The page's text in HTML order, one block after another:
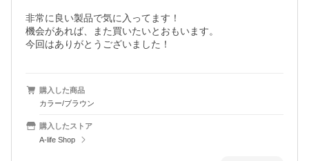
非常に良い製品で気に入ってます！
機会があれば、また買いたいとおもいます。
今回はありがとうございました！
購入した商品
カラー/ブラウン
購入したストア
A-life Shop